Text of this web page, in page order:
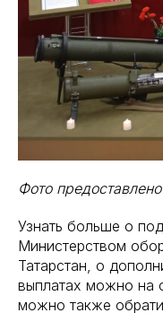
Фото
Узнать больше о
Министерством
Татарстан, о
выплатах можно на
можно также